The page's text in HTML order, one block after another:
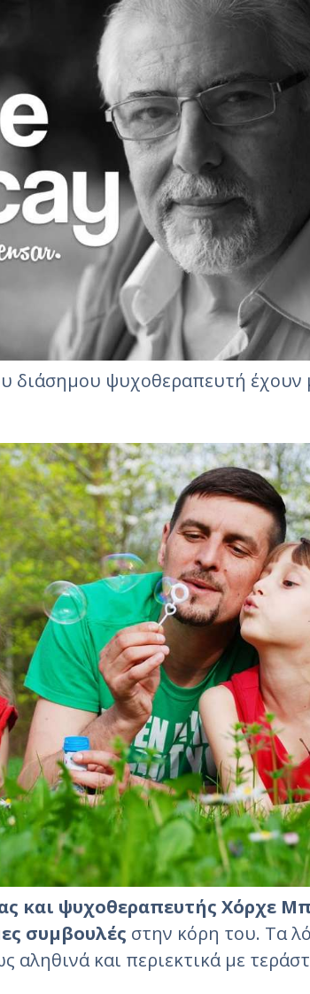
διάσημου ψυχοθεραπευτή έχουν
και ψυχοθεραπευτής Χόρχε
συμβουλές στην κόρη του. Τα
αληθινά και περιεκτικά με